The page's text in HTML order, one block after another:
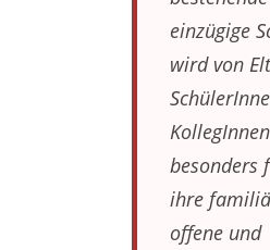
einzügige
wird von
KollegInnen
besonders
ihre
offene und